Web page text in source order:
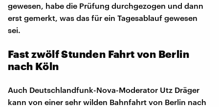
gewesen, habe die Prüfung durchgezogen und dann
erst gemerkt, was das für ein Tagesablauf gewesen
sei.
Fast zwölf Stunden Fahrt von Berlin
nach Köln
Auch Deutschlandfunk-Nova-Moderator Utz Dräger
kann von einer sehr wilden Bahnfahrt von Berlin nach